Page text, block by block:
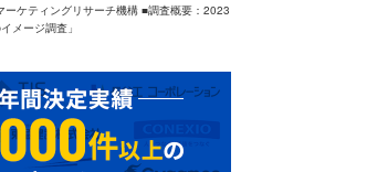
ーケティングリサーチ機構 ■調査概要：2023
メージ調査」